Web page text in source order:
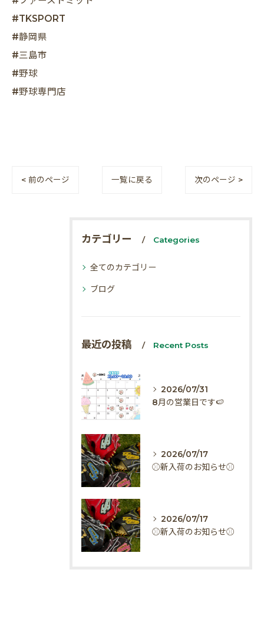
#TKSPORT
#静岡県
#三島市
#野球
#野球専門店
< 前のページ 一覧に戻る 次のページ >
カテゴリー Categories
全てのカテゴリー
ブログ
最近の投稿 Recent Posts
2026/07/31
8月の営業日です🍉
2026/07/17
⚾️新入荷のお知らせ⚾️
2026/07/17
⚾️新入荷のお知らせ⚾️